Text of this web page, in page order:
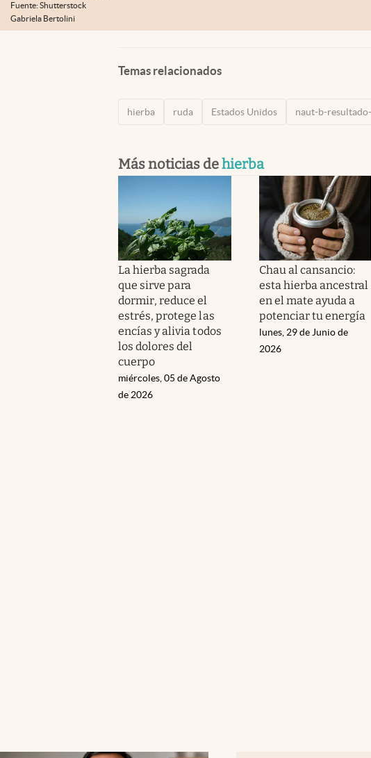
Fuente: Shutterstock
Gabriela Bertolini
Temas relacionados
hierba ruda Estados Unidos naut-b-
Más noticias dehierba
La hierba sagrada
que sirve para
dormir, reduce el
estrés, protege las
encías y alivia todos
los dolores del
cuerpo
miércoles, 05 de Agosto
de 2026
Chau al cansancio:
esta hierba ancestral
en el mate ayuda a
potenciar tu energía
lunes, 29 de Junio de
2026